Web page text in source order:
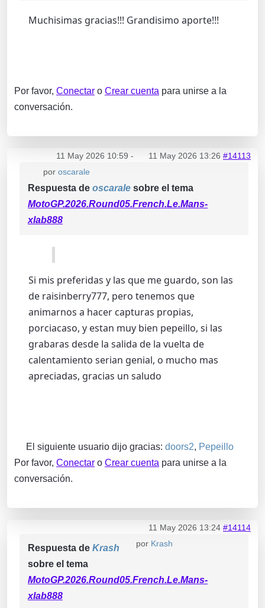
Muchisimas gracias!!! Grandisimo aporte!!!
Por favor, Conectar o Crear cuenta para unirse a la
conversación.
11 May 2026 10:59 - 11 May 2026 13:26 #14113
por oscarale
Respuesta de oscarale sobre el tema
MotoGP.2026.Round05.French.Le.Mans-
xlab888
Si mis preferidas y las que me guardo, son las
de raisinberry777, pero tenemos que
animarnos a hacer capturas propias,
porciacaso, y estan muy bien pepeillo, si las
grabaras desde la salida de la vuelta de
calentamiento serian genial, o mucho mas
apreciadas, gracias un saludo
El siguiente usuario dijo gracias: doors2, Pepeillo
Por favor, Conectar o Crear cuenta para unirse a la
conversación.
11 May 2026 13:24 #14114
por Krash
Respuesta de Krash
sobre el tema
MotoGP.2026.Round05.French.Le.Mans-
xlab888